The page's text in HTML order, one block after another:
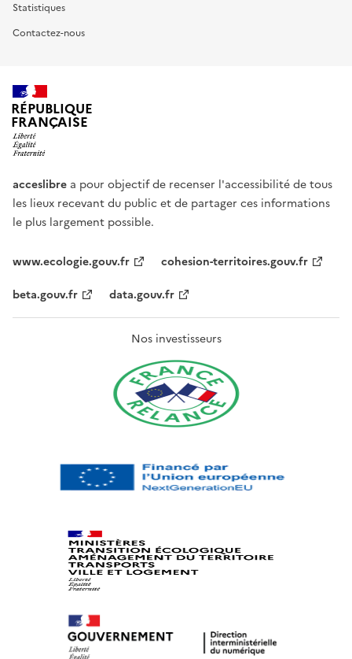
Statistiques
Contactez-nous
RÉPUBLIQUE
FRANÇAISE
acceslibre a pour objectif de recenser l'accessibilité de tous
les lieux recevant du public et de partager ces informations
le plus largement possible.
www.ecologie.gouv.fr
cohesion-territoires.gouv.fr
beta.gouv.fr
data.gouv.fr
Nos investisseurs